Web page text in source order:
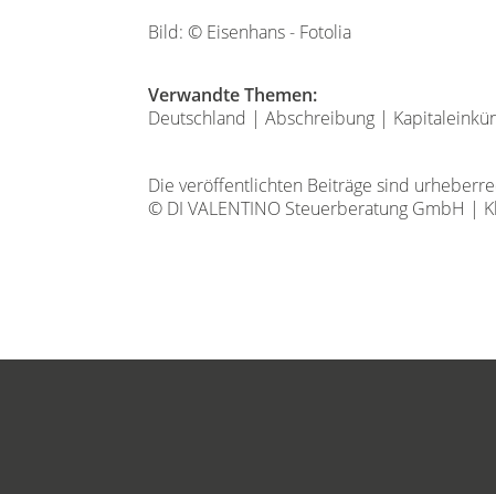
Bild: © Eisenhans - Fotolia
Verwandte Themen:
Deutschland |Abschreibung |
Die veröffentlichten Beiträge sind
© DI VALENTINO Steuerberatung GmbH |